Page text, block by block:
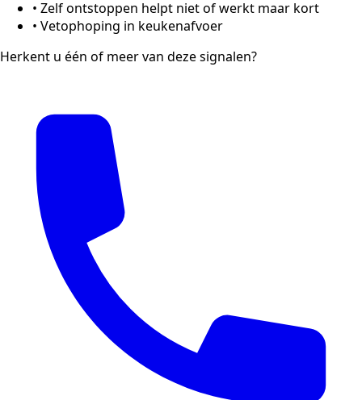
• Zelf ontstoppen helpt niet of werkt maar kort
• Vetophoping in keukenafvoer
Herkent u één of meer van deze signalen?